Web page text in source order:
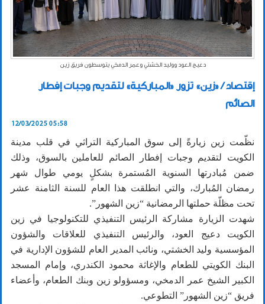
دعيج العود ووليد الخشتي وعمر الدمخي يتوسطون فريق زين
إقتصاد / «زين» تزور «المباركية» لتقديم وجبات إفطار
الصائم
12/03/2025 05:58
نظّمت زين زيارةً إلى سوق المباركية التراثي في قلب مدينة
الكويت لتقديم وجبات إفطار الصائم للعاملين بالسوق، وذلك
ضمن مُبادرتها السنوية المُستمرة بشكلٍ يومي طوال شهر
رمضان المُبارك، والتي انطلقت هذا العام للسنة الثامنة عشر
تحت مظلّة حملتها الرمضانية “زين الشهور”.
شهدت الزيارة مشاركة الرئيس التنفيذي للتكنولوجيا في زين
الكويت دعيج العود، والرئيس التنفيذي للعلاقات والشؤون
المؤسسية وليد الخشتي، ونائب المدير العام للشؤون الإدارية في
البنك الكويتي للطعام والإغاثة محمود الكندري، وإمام المسجد
الكبير الشيخ عمر الدمخي، ومسؤولو زين وبنك الطعام، وأعضاء
فريق “زين الشهور” التطوعي.